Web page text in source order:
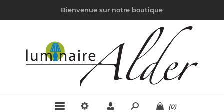
Bienvenue sur notre boutique
(0)